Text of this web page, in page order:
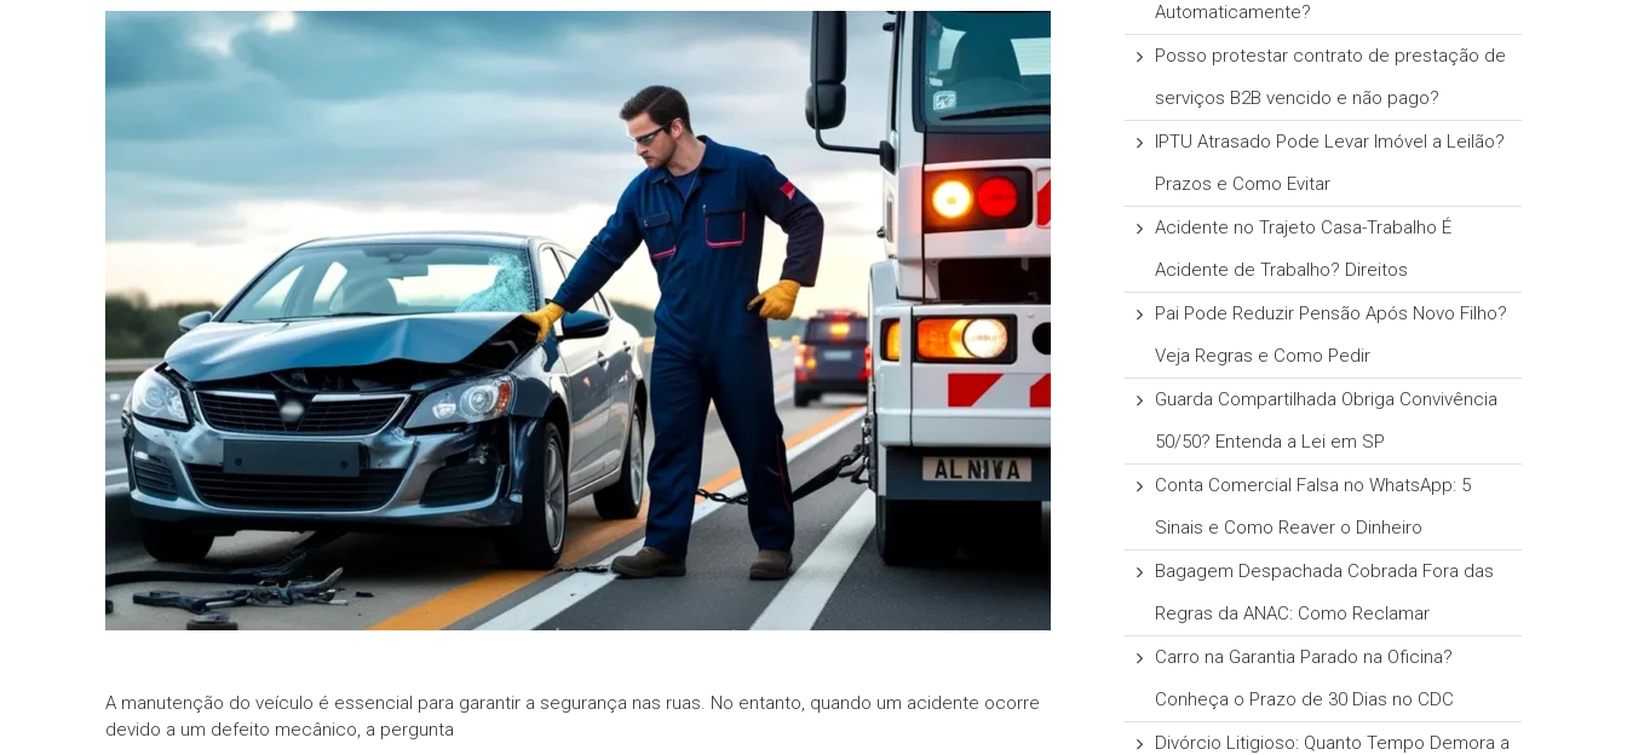
informe-nos
A manutenção do veículo é essencial para garantir a segurança nas ruas. No entanto, quando um acidente ocorre
devido a um defeito mecânico, a pergunta
Automaticamente?
Posso protestar contrato de prestação de
serviços B2B vencido e não pago?
IPTU Atrasado Pode Levar Imóvel a Leilão?
Prazos e Como Evitar
Acidente no Trajeto Casa-Trabalho É
Acidente de Trabalho? Direitos
Pai Pode Reduzir Pensão Após Novo Filho?
Veja Regras e Como Pedir
Guarda Compartilhada Obriga Convivência
50/50? Entenda a Lei em SP
Conta Comercial Falsa no WhatsApp: 5
Sinais e Como Reaver o Dinheiro
Bagagem Despachada Cobrada Fora das
Regras da ANAC: Como Reclamar
Carro na Garantia Parado na Oficina?
Conheça o Prazo de 30 Dias no CDC
Divórcio Litigioso: Quanto Tempo Demora a